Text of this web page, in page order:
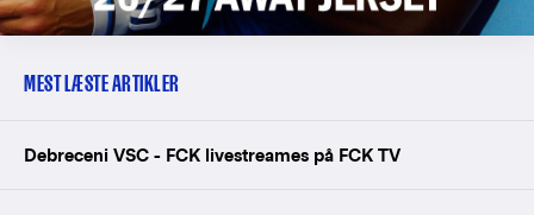
MEST LÆSTE ARTIKLER
Debreceni VSC - FCK livestreames på FCK TV